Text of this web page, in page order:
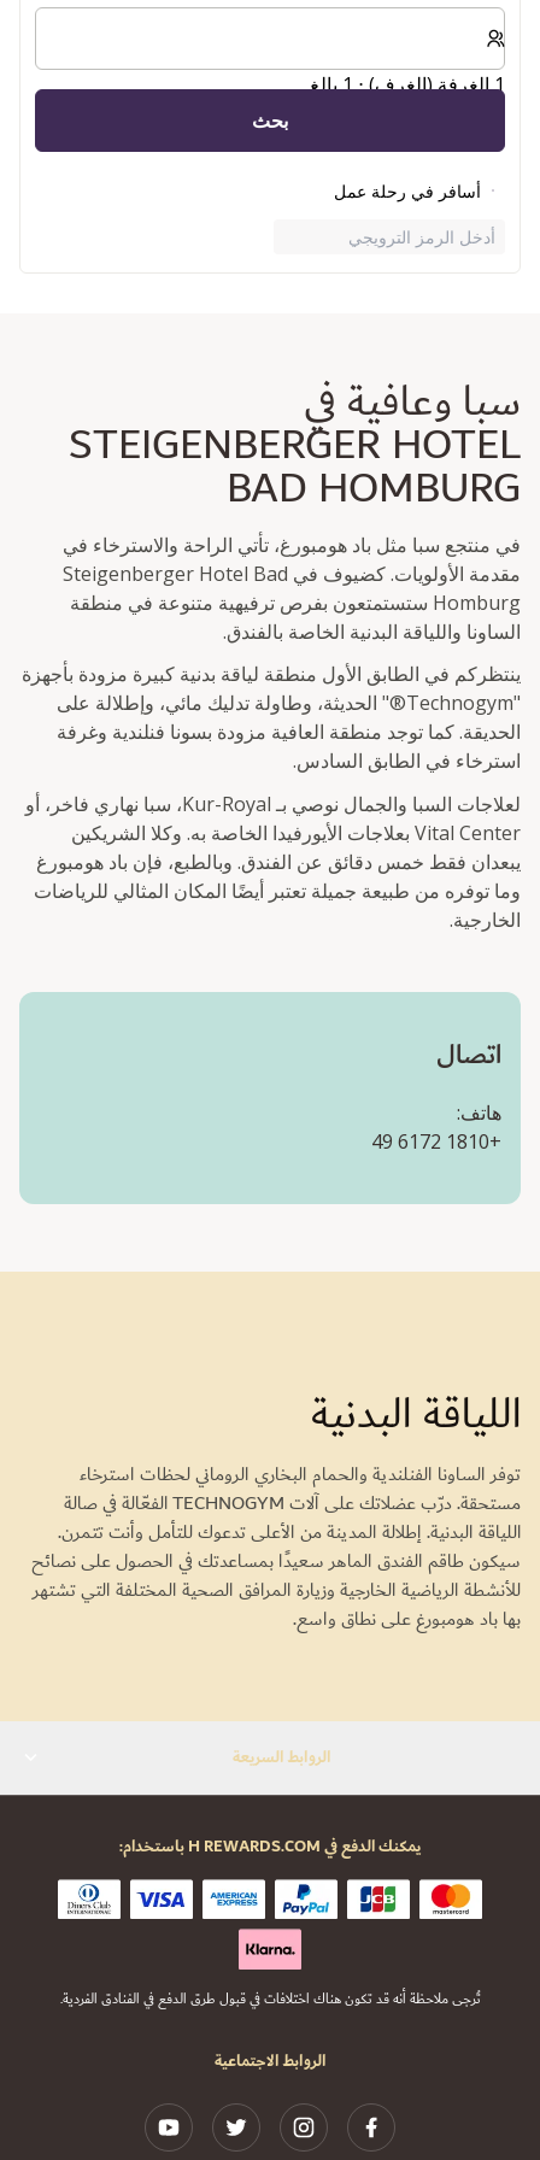
حدد عدد الغرف والضيوف لإقامتك
1 الغرفة (الغرف) ⋅ 1 بالغ
بحث
أسافر في رحلة عمل
أدخل الرمز الترويجي
سبا وعافية في
STEIGENBERGER HOTEL
BAD HOMBURG
في منتجع سبا مثل باد هومبورغ، تأتي الراحة والاسترخاء في
مقدمة الأولويات. كضيوف في Steigenberger Hotel Bad
Homburg ستستمتعون بفرص ترفيهية متنوعة في منطقة
الساونا واللياقة البدنية الخاصة بالفندق.
ينتظركم في الطابق الأول منطقة لياقة بدنية كبيرة مزودة بأجهزة
"Technogym®" الحديثة، وطاولة تدليك مائي، وإطلالة على
الحديقة. كما توجد منطقة العافية مزودة بسونا فنلندية وغرفة
استرخاء في الطابق السادس.
لعلاجات السبا والجمال نوصي بـ Kur-Royal، سبا نهاري فاخر، أو
Vital Center بعلاجات الأيورفيدا الخاصة به. وكلا الشريكين
يبعدان فقط خمس دقائق عن الفندق. وبالطبع، فإن باد هومبورغ
وما توفره من طبيعة جميلة تعتبر أيضًا المكان المثالي للرياضات
الخارجية.
اتصال
هاتف:
+49 6172 1810
اللياقة البدنية
توفر الساونا الفنلندية والحمام البخاري الروماني لحظات استرخاء
مستحقة. درّب عضلاتك على آلات TECHNOGYM الفعّالة في صالة
اللياقة البدنية. إطلالة المدينة من الأعلى تدعوك للتأمل وأنت تتمرن.
سيكون طاقم الفندق الماهر سعيدًا بمساعدتك في الحصول على نصائح
للأنشطة الرياضية الخارجية وزيارة المرافق الصحية المختلفة التي تشتهر
بها باد هومبورغ على نطاق واسع.
الروابط السريعة
الروابط الاجتماعية
يمكنك الدفع في H REWARDS.COM باستخدام:
تُرجى ملاحظة أنه قد تكون هناك اختلافات في قبول طرق الدفع في الفنادق الفردية.